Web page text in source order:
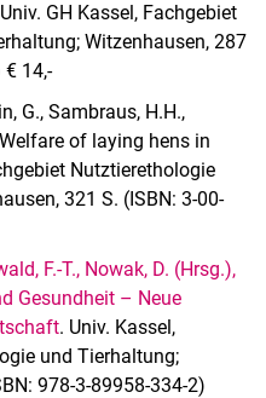
GH Kassel, Fachgebiet
Witzenhausen, 287
€ 14,-
G., Sambraus, H.H.,
of laying hens in
Nutztierethologie
321 S. (ISBN: 3-00-
F.-T., Nowak, D. (Hrsg.),
Gesundheit – Neue
. Univ. Kassel,
und Tierhaltung;
978-3-89958-334-2)